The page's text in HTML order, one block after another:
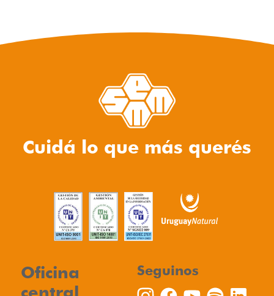
Cuidá lo que más querés
Oficina
central
Seguinos